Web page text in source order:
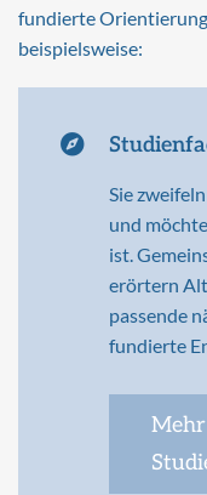
fundierte Orientierung
beispielsweise:
Sie
und
ist.
erörtern
passende
fundierte